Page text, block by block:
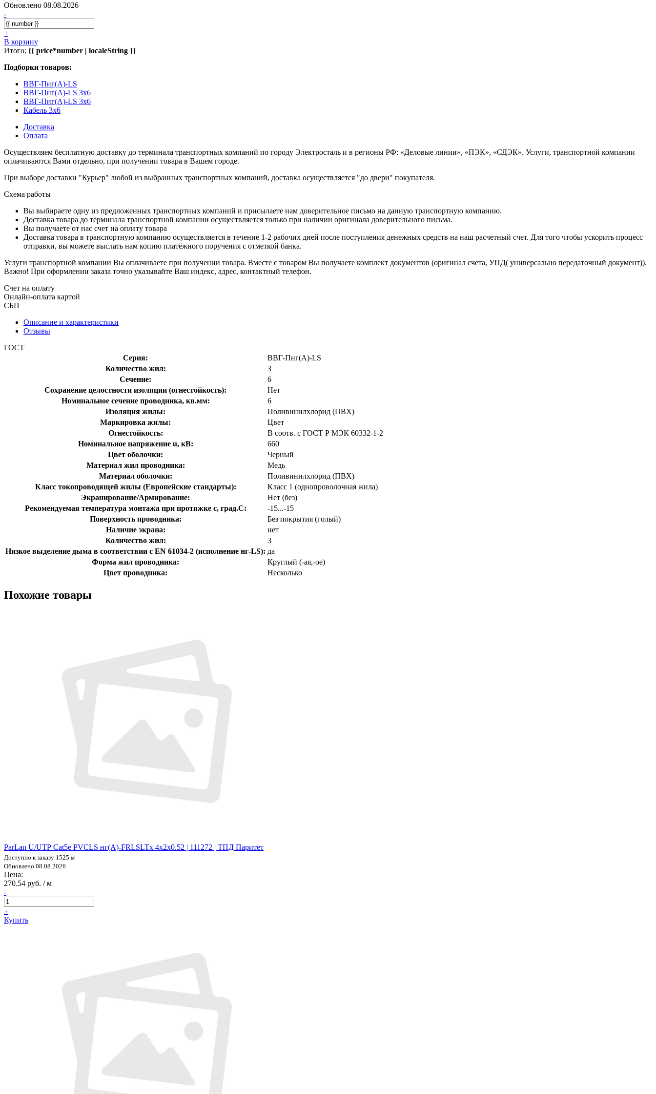
Обновлено 08.08.2026
-
+
В корзину
Итого: {{ price*number | localeString }}
Подборки товаров:
ВВГ-Пнг(А)-LS
ВВГ-Пнг(А)-LS 3x6
ВВГ-Пнг(А)-LS 3x6
Кабель 3x6
Доставка
Оплата
Осуществляем бесплатную доставку до терминала транспортных компаний по городу Электросталь и в регионы РФ: «Деловые линии», «ПЭК», «СДЭК». Услуги, транспортной компании
оплачиваются Вами отдельно, при получении товара в Вашем городе.
При выборе доставки "Курьер" любой из выбранных транспортных компаний, доставка осуществляется "до двери" покупателя.
Схема работы
Вы выбираете одну из предложенных транспортных компаний и присылаете нам доверительное письмо на данную транспортную компанию.
Доставка товара до терминала транспортной компании осуществляется только при наличии оригинала доверительного письма.
Вы получаете от нас счет на оплату товара
Доставка товара в транспортную компанию осуществляется в течение 1-2 рабочих дней после поступления денежных средств на наш расчетный счет. Для того чтобы ускорить процесс
отправки, вы можете выслать нам копию платёжного поручения с отметкой банка.
Услуги транспортной компании Вы оплачиваете при получении товара. Вместе с товаром Вы получаете комплект документов (оригинал счета, УПД( универсально передаточный документ)).
Важно! При оформлении заказа точно указывайте Ваш индекс, адрес, контактный телефон.
Счет на оплату
Онлайн-оплата картой
СБП
Описание и характеристики
Отзывы
ГОСТ
Серия:
ВВГ-Пнг(А)-LS
Количество жил:
3
Сечение:
6
Сохранение целостности изоляции (огнестойкость):
Нет
Номинальное сечение проводника, кв.мм:
6
Изоляция жилы:
Поливинилхлорид (ПВХ)
Маркировка жилы:
Цвет
Огнестойкость:
В соотв. с ГОСТ Р МЭК 60332-1-2
Номинальное напряжение u, кВ:
660
Цвет оболочки:
Черный
Материал жил проводника:
Медь
Материал оболочки:
Поливинилхлорид (ПВХ)
Класс токопроводящей жилы (Европейские стандарты):
Класс 1 (однопроволочная жила)
Экранирование/Армирование:
Нет (без)
Рекомендуемая температура монтажа при протяжке с, град.C:
-15...-15
Поверхность проводника:
Без покрытия (голый)
Наличие экрана:
нет
Количество жил:
3
Низкое выделение дыма в соответствии с EN 61034-2 (исполнение нг-LS): да
Форма жил проводника:
Круглый (-ая,-ое)
Цвет проводника:
Несколько
Похожие товары
ParLan U/UTP Cat5e PVCLS нг(А)-FRLSLTx 4х2х0.52 | 111272 | ТПД Паритет
Доступно к заказу 1525 м
Обновлено 08.08.2026
Цена:
270.54 руб. / м
-
+
Купить